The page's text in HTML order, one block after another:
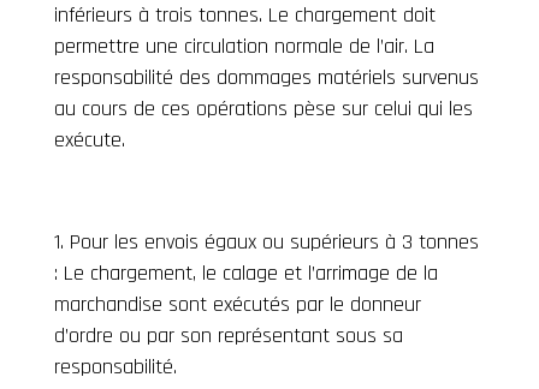
inférieurs à trois tonnes. Le chargement doit
permettre une circulation normale de l’air. La
responsabilité des dommages matériels survenus
au cours de ces opérations pèse sur celui qui les
exécute.
Pour les envois égaux ou supérieurs à 3 tonnes
: Le chargement, le calage et l’arrimage de la
marchandise sont exécutés par le donneur
d’ordre ou par son représentant sous sa
responsabilité.